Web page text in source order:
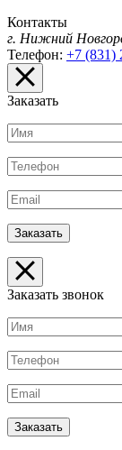
Контакты
г. Нижний
Телефон: +7 (831)
Заказать
Заказать звонок